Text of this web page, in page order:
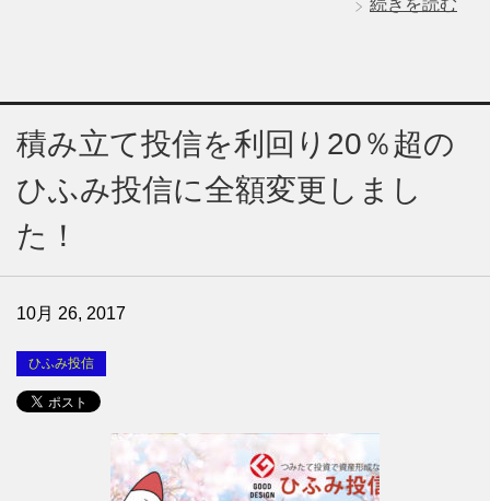
積み立て投信を利回り20％超の
ひふみ投信に全額変更しまし
た！
10月 26, 2017
ひふみ投信